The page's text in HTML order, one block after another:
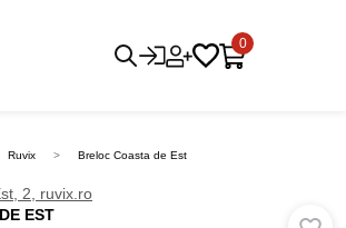
0
Ruvix Breloc Coasta de Est
EST